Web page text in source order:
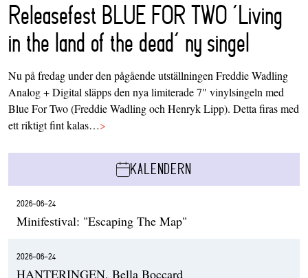
Releasefest BLUE FOR TWO ‘Living
in the land of the dead’ ny singel
Nu på fredag under den pågående utställningen Freddie Wadling
Analog + Digital släpps den nya limiterade 7" vinylsingeln med
Blue For Two (Freddie Wadling och Henryk Lipp). Detta firas med
ett riktigt fint kalas…>
KALENDERN
2026-06-24
Minifestival: "Escaping The Map"
2026-06-24
HANTERINGEN, Bella Boccard